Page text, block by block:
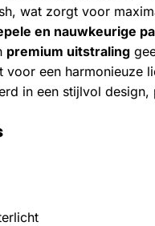
wat zorgt voor
en nauwkeurige
premium uitstraling
voor een harmonieuze
in een stijlvol